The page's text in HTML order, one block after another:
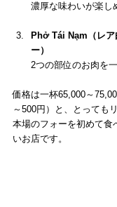
濃厚な味わいが楽し
Phở Tái Nạm（レア
ー）
2つの部位のお肉を
価格は一杯65,000～
～500円）と、とっても
本場のフォーを初めて食
いお店です。